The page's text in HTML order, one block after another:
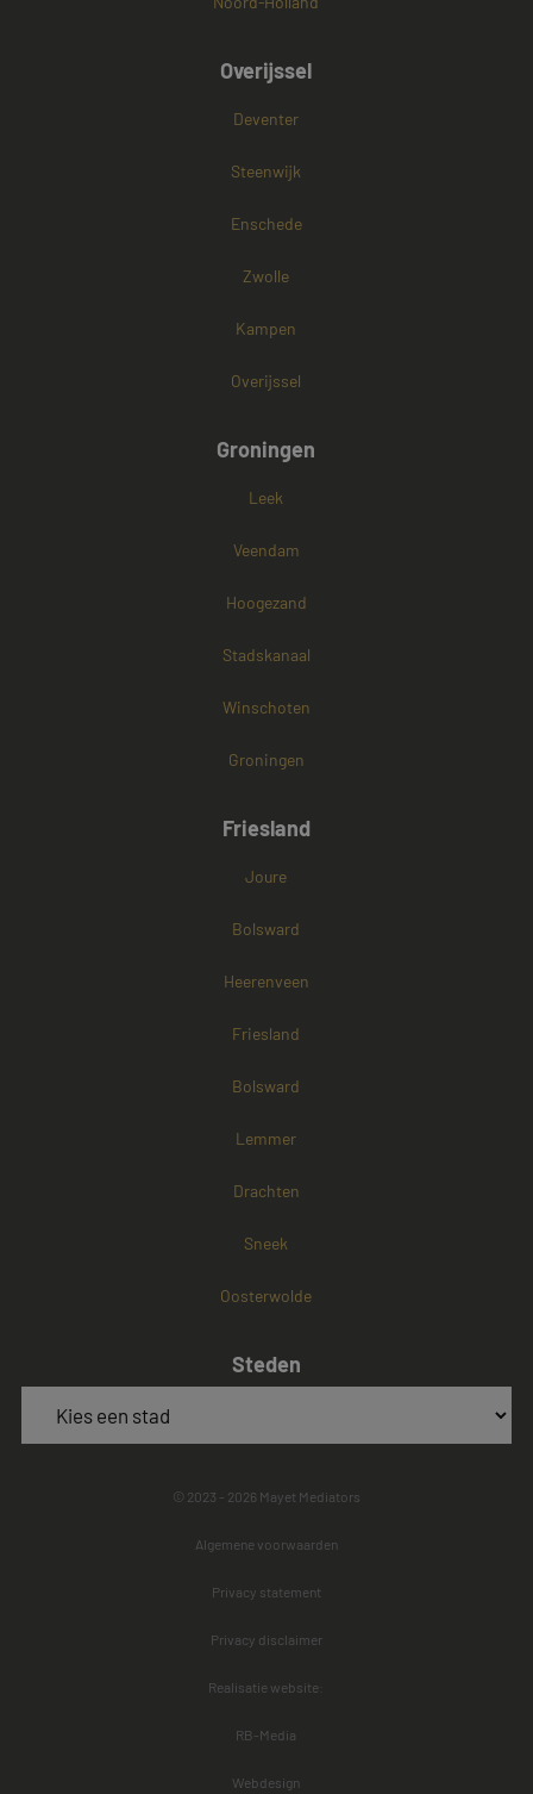
Overijssel
Deventer
Steenwijk
Enschede
Zwolle
Kampen
Overijssel
Groningen
Leek
Veendam
Hoogezand
Stadskanaal
Winschoten
Groningen
Friesland
Joure
Bolsward
Heerenveen
Friesland
Bolsward
Lemmer
Drachten
Sneek
Oosterwolde
Steden
© 2023 - 2026 Mayet Mediators
Algemene voorwaarden
Privacy statement
Privacy disclaimer
Realisatie website:
RB-Media
Webdesign